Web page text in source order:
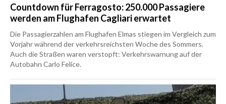
Countdown für Ferragosto: 250.000 Passagiere
werden am Flughafen Cagliari erwartet
Die Passagierzahlen am Flughafen Elmas stiegen im Vergleich zum
Vorjahr während der verkehrsreichsten Woche des Sommers.
Auch die Straßen waren verstopft: Verkehrswarnung auf der
Autobahn Carlo Felice.